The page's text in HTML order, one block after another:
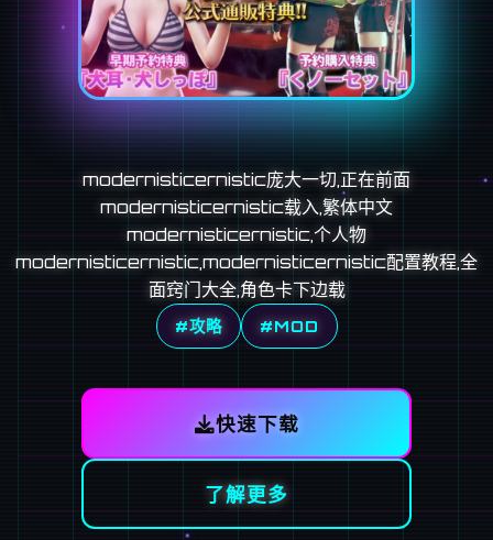
modernisticernistic庞大一切,正在前面
modernisticernistic载入,繁体中文
modernisticernistic,个人物
modernisticernistic,modernisticernistic配置教程,全
面窍门大全,角色卡下边载
#攻略 #MOD
快速下载
了解更多